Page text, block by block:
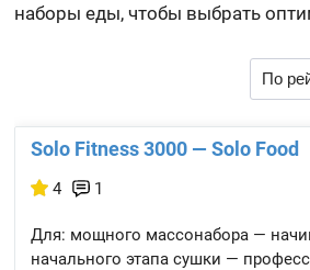
наборы еды, чтобы выбрать
Solo Fitness 3000 — Solo Food
4 1
Для: мощного массонабора —
начального этапа сушки —